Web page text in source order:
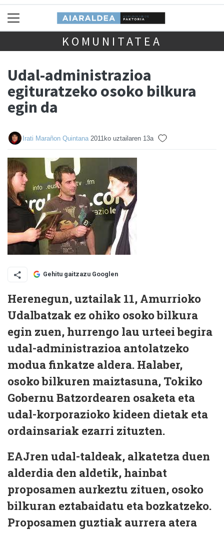
KOMUNITATEA
Udal-administrazioa
egituratzeko osoko bilkura
egin da
Irati Marañon Quintana 2011ko uztailaren 13a
Gehitu gaitzazu Googlen
Herenegun, uztailak 11, Amurrioko
Udalbatzak ez ohiko osoko bilkura
egin zuen, hurrengo lau urteei begira
udal-administrazioa antolatzeko
modua finkatze aldera. Halaber,
osoko bilkuren maiztasuna, Tokiko
Gobernu Batzordearen osaketa eta
udal-korporazioko kideen dietak eta
ordainsariak ezarri zituzten.
EAJren udal-taldeak, alkatetza duen
alderdia den aldetik, hainbat
proposamen aurkeztu zituen, osoko
bilkuran eztabaidatu eta bozkatzeko.
Proposamen guztiak aurrera atera